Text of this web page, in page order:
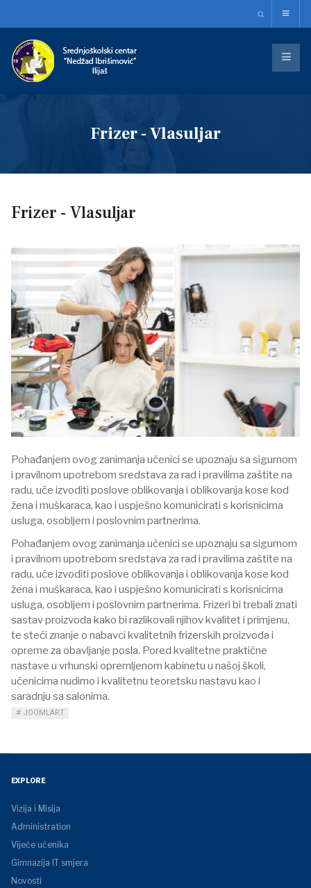
Frizer - Vlasuljar
Frizer - Vlasuljar
Pohađanjem ovog zanimanja učenici se upoznaju sa sigurnom
i pravilnom upotrebom sredstava za rad i pravilima zaštite na
radu, uče izvoditi poslove oblikovanja i oblikovanja kose kod
žena i muškaraca, kao i uspješno komunicirati s korisnicima
usluga, osobljem i poslovnim partnerima.
Pohađanjem ovog zanimanja učenici se upoznaju sa sigurnom
i pravilnom upotrebom sredstava za rad i pravilima zaštite na
radu, uče izvoditi poslove oblikovanja i oblikovanja kose kod
žena i muškaraca, kao i uspješno komunicirati s korisnicima
usluga, osobljem i poslovnim partnerima. Frizeri bi trebali znati
sastav proizvoda kako bi razlikovali njihov kvalitet i primjenu,
te steći znanje o nabavci kvalitetnih frizerskih proizvoda i
opreme za obavljanje posla. Pored kvalitetne praktične
nastave u vrhunski opremljenom kabinetu u našoj školi,
učenicima nudimo i kvalitetnu teoretsku nastavu kao i
saradnju sa salonima.
JOOMLART
EXPLORE
Vizija i Misija
Administration
Vijeće učenika
Gimnazija IT smjera
Novosti